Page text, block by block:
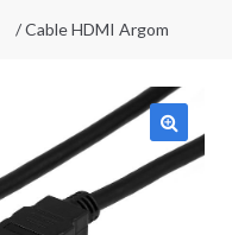
/ Cable HDMI Argom